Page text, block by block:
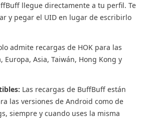
llegue directamente a tu perfil. Te
y pegar el UID en lugar de escribirlo
admite recargas de HOK para las
Europa, Asia, Taiwán, Hong Kong y
Las recargas de BuffBuff están
las versiones de Android como de
siempre y cuando uses la misma